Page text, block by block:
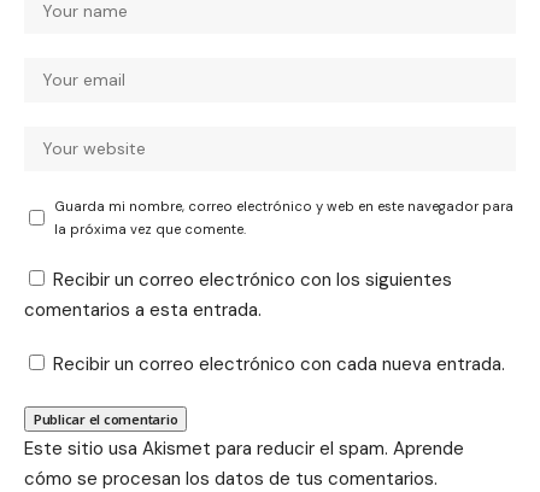
Guarda mi nombre, correo electrónico y web en este navegador para
la próxima vez que comente.
Recibir un correo electrónico con los siguientes
comentarios a esta entrada.
Recibir un correo electrónico con cada nueva entrada.
Este sitio usa Akismet para reducir el spam. Aprende
cómo se procesan los datos de tus comentarios.